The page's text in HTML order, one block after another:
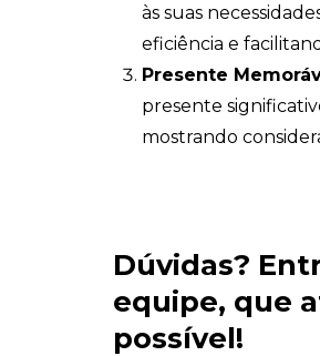
às suas
eficiência e
Presente
presente
mostrando
Dúvidas?
equipe, que
possível!